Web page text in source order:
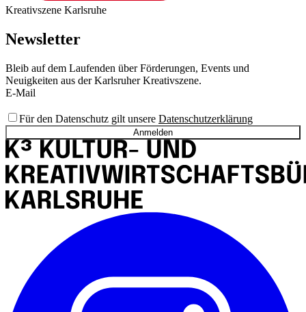
Kreativszene Karlsruhe
Newsletter
Bleib auf dem Laufenden über Förderungen, Events und
Neuigkeiten aus der Karlsruher Kreativszene.
E-Mail
Für den Datenschutz gilt unsere Datenschutzerklärung
Anmelden